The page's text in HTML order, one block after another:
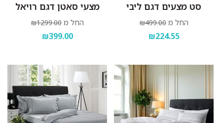
סט מצעים דגם ליבי
החל מ ₪499.00
₪224.55
מצעי סאטן דגם רויאל
החל מ ₪1299.00
₪399.00